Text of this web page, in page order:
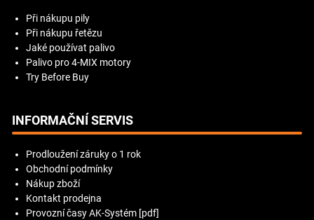
Při nákupu pily
Při nákupu řetězu
Jaké používat palivo
Palivo pro 4-MIX motory
Try Before Buy
INFORMAČNÍ SERVIS
Prodloužení záruky o 1 rok
Obchodní podmínky
Nákup zboží
Kontakt prodejna
Provozní časy AK-Systém [pdf]